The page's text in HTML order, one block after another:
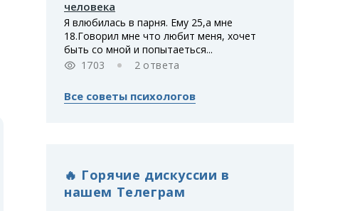
человека
Я влюбилась в парня. Ему 25,а мне
18.Говорил мне что любит меня, хочет
быть со мной и попытаеться...
1703
2 ответа
Все советы психологов
🔥 Горячие дискуссии в
нашем Телеграм